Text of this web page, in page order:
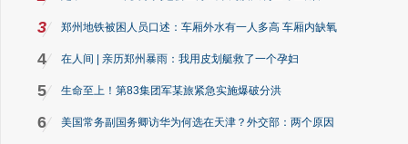
3 郑州地铁被困人员口述：车厢外水有一人多高 车厢内缺氧
4 在人间 | 亲历郑州暴雨：我用皮划艇救了一个孕妇
5 生命至上！第83集团军某旅紧急实施爆破分洪
6 美国常务副国务卿访华为何选在天津？外交部：两个原因